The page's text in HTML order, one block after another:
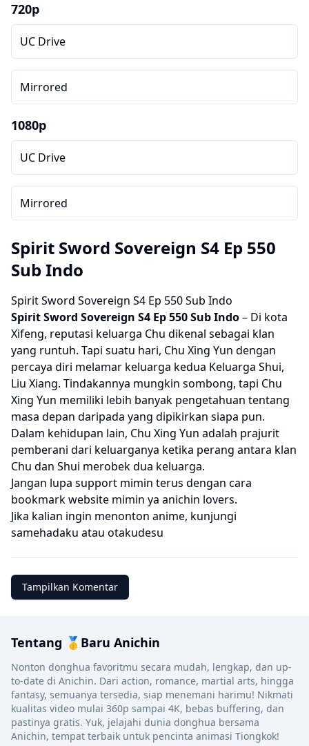
720p
UC Drive
Mirrored
1080p
UC Drive
Mirrored
Spirit Sword Sovereign S4 Ep 550
Sub Indo
Spirit Sword Sovereign S4 Ep 550 Sub Indo
Spirit Sword Sovereign S4 Ep 550 Sub Indo– Di kota
Xifeng, reputasi keluarga Chu dikenal sebagai klan
yang runtuh. Tapi suatu hari, Chu Xing Yun dengan
percaya diri melamar keluarga kedua Keluarga Shui,
Liu Xiang. Tindakannya mungkin sombong, tapi Chu
Xing Yun memiliki lebih banyak pengetahuan tentang
masa depan daripada yang dipikirkan siapa pun.
Dalam kehidupan lain, Chu Xing Yun adalah prajurit
pemberani dari keluarganya ketika perang antara klan
Chu dan Shui merobek dua keluarga.
Jangan lupa support mimin terus dengan cara
bookmark website mimin ya anichin lovers.
Jika kalian ingin menonton anime, kunjungi
samehadaku atau otakudesu
Tampilkan Komentar
Tentang 🥇Baru Anichin
Nonton donghua favoritmu secara mudah, lengkap, dan up-
to-date di Anichin. Dari action, romance, martial arts, hingga
fantasy, semuanya tersedia, siap menemani harimu! Nikmati
kualitas video mulai 360p sampai 4K, bebas buffering, dan
pastinya gratis. Yuk, jelajahi dunia donghua bersama
Anichin, tempat terbaik untuk pencinta animasi Tiongkok!